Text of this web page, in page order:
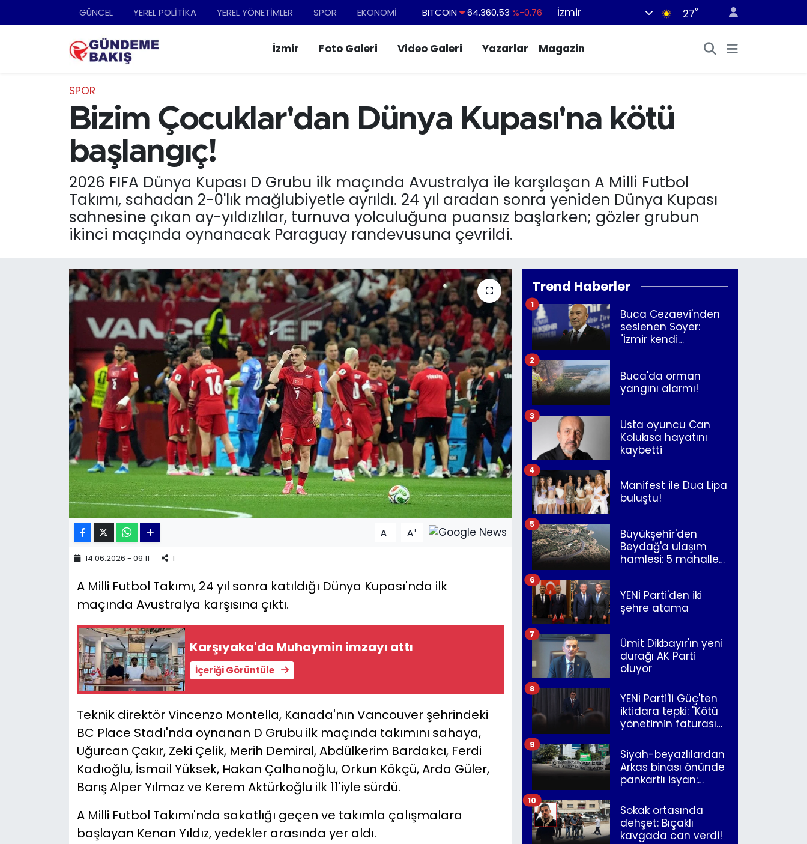
GÜNCEL YEREL POLİTİKA YEREL YÖNETİMLER SPOR EKONOMİ DOLAR 47,7143 %0.16
STERLİN
64,2463 %0.07
BITCOIN
64.360,53%-0.76
İzmir 27°
İzmir Foto Galeri Video Galeri Yazarlar Magazin
SPOR
Bizim Çocuklar'dan Dünya Kupası'na kötü
başlangıç!
2026 FIFA Dünya Kupası D Grubu ilk maçında Avustralya ile karşılaşan A Milli Futbol
Takımı, sahadan 2-0'lık mağlubiyetle ayrıldı. 24 yıl aradan sonra yeniden Dünya Kupası
sahnesine çıkan ay-yıldızlılar, turnuva yolculuğuna puansız başlarken; gözler grubun
ikinci maçında oynanacak Paraguay randevusuna çevrildi.
A- A+
14.06.2026 - 09:11 1
A Milli Futbol Takımı, 24 yıl sonra katıldığı Dünya Kupası'nda ilk
maçında Avustralya karşısına çıktı.
Karşıyaka'da Muhaymin imzayı attı
İçeriği Görüntüle
Teknik direktör Vincenzo Montella, Kanada'nın Vancouver şehrindeki
BC Place Stadı'nda oynanan D Grubu ilk maçında takımını sahaya,
Uğurcan Çakır, Zeki Çelik, Merih Demiral, Abdülkerim Bardakcı, Ferdi
Kadıoğlu, İsmail Yüksek, Hakan Çalhanoğlu, Orkun Kökçü, Arda Güler,
Barış Alper Yılmaz ve Kerem Aktürkoğlu ilk 11'iyle sürdü.
A Milli Futbol Takımı'nda sakatlığı geçen ve takımla çalışmalara
başlayan Kenan Yıldız, yedekler arasında yer aldı.
Trend Haberler
Buca Cezaevi'nden
seslenen Soyer:
"İzmir kendi
1
Buca'da orman
yangını alarmı!
2
Usta oyuncu Can
Kolukısa hayatını
kaybetti
3
Manifest ile Dua Lipa
buluştu!
4
Büyükşehir'den
Beydağ'a ulaşım
hamlesi: 5 mahalle
5
YENİ Parti'den iki
şehre atama
6
Ümit Dikbayır'ın yeni
durağı AK Parti
oluyor
7
YENİ Parti'li Güç'ten
iktidara tepki: "Kötü
yönetimin faturasını
8
Siyah-beyazlılardan
Arkas binası önünde
pankartlı isyan:
İzmir"
9
Sokak ortasında
dehşet: Bıçaklı
kavgada can verdi!
10
Ankara
DÜNYA
EKONOMİ
English News
KÜLTÜR SANAT
POLİTİKA
SAĞLIK
Siyaset
TEKNOLOJİ
Yaşam
YEREL POLİTİKA
YEREL YÖNETİMLER
Nöbetçi Eczaneler
Trafik Durumu
Süper Lig Puan Durumu ve Fikstür
Tüm Manşetler
Son Dakika Haberleri
Haber Arşivi